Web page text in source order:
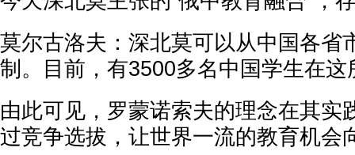
莫尔古洛夫：深北莫可以从中国各省
制。目前，有3500多名中国学生在这
由此可见，罗蒙诺索夫的理念在其
过竞争选拔，让世界一流的教育机会